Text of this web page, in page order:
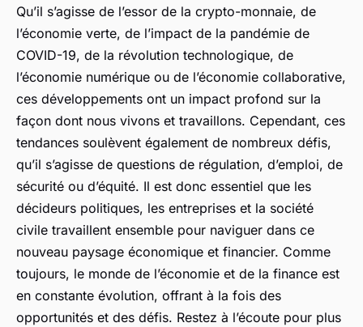
Qu’il s’agisse de l’essor de la crypto-monnaie, de
l’économie verte, de l’impact de la pandémie de
COVID-19, de la révolution technologique, de
l’économie numérique ou de l’économie collaborative,
ces développements ont un impact profond sur la
façon dont nous vivons et travaillons. Cependant, ces
tendances soulèvent également de nombreux défis,
qu’il s’agisse de questions de régulation, d’emploi, de
sécurité ou d’équité. Il est donc essentiel que les
décideurs politiques, les entreprises et la société
civile travaillent ensemble pour naviguer dans ce
nouveau paysage économique et financier. Comme
toujours, le monde de l’économie et de la finance est
en constante évolution, offrant à la fois des
opportunités et des défis. Restez à l’écoute pour plus